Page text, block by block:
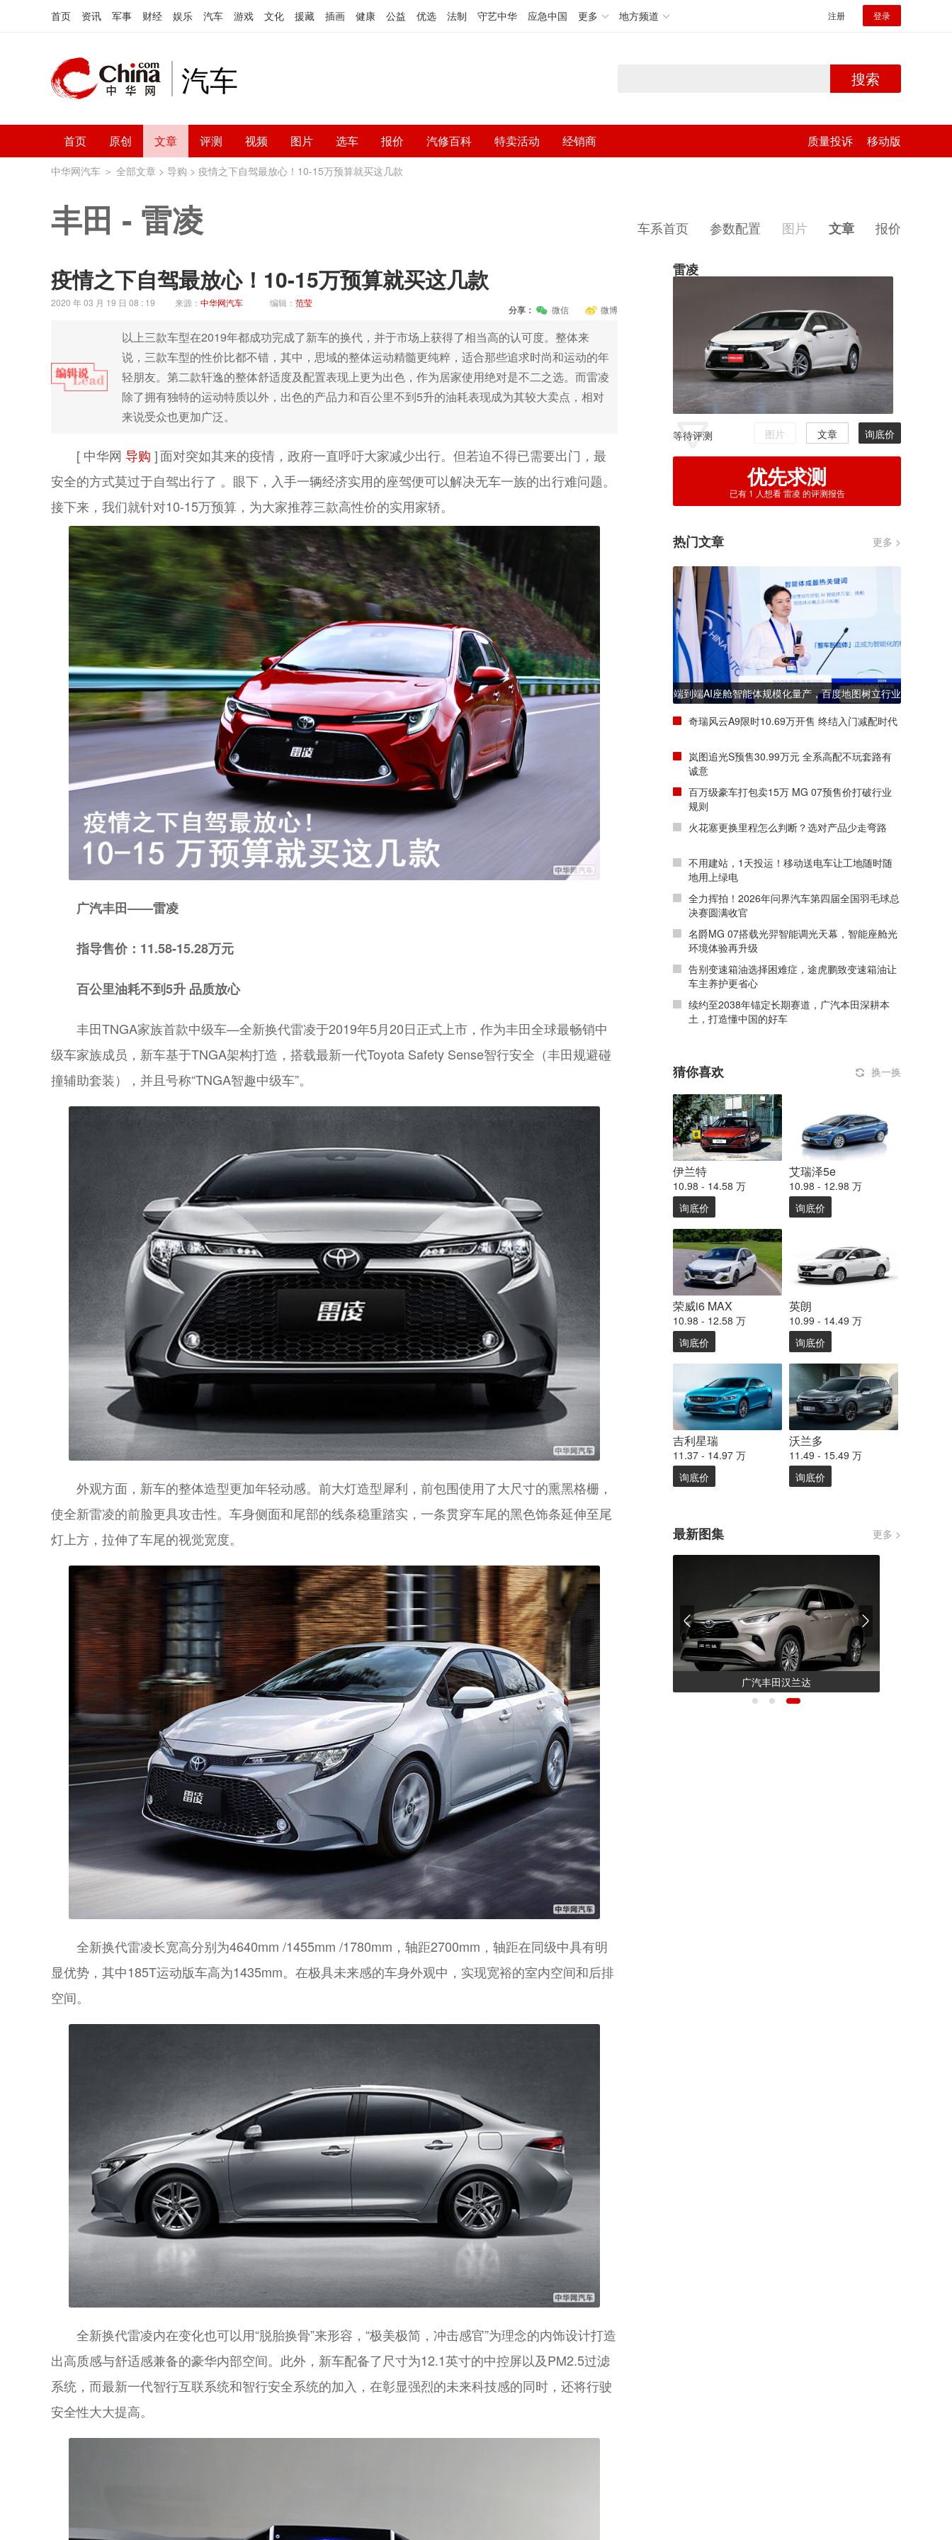
首页 资讯 军事 财经 娱乐 汽车 游戏 文化 援藏 插画 健康 公益 优选 法制 守艺中华 应急中国 更多 地方频道 注册 登录
汽车 搜索
首页 原创 文章 评测 视频 图片 选车 报价 汽修百科 特卖活动 经销商 质量投诉 移动版
中华网汽车 ＞ 全部文章 > 导购 > 疫情之下自驾最放心！10-15万预算就买这几款
丰田 - 雷凌 车系首页 参数配置 图片 文章 报价
疫情之下自驾最放心！10-15万预算就买这几款
2020 年 03 月 19 日 08 : 19 来源： 中华网汽车 编辑： 范莹
分享： 微信 微博
以上三款车型在2019年都成功完成了新车的换代，并于市场上获得了相当高的认可度。整体来
说，三款车型的性价比都不错，其中，思域的整体运动精髓更纯粹，适合那些追求时尚和运动的年
轻朋友。第二款轩逸的整体舒适度及配置表现上更为出色，作为居家使用绝对是不二之选。而雷凌
除了拥有独特的运动特质以外，出色的产品力和百公里不到5升的油耗表现成为其较大卖点，相对
来说受众也更加广泛。
[ 中华网 导购 ]面对突如其来的疫情，政府一直呼吁大家减少出行。但若迫不得已需要出门，最
安全的方式莫过于自驾出行了 。眼下，入手一辆经济实用的座驾便可以解决无车一族的出行难问题。
接下来，我们就针对10-15万预算，为大家推荐三款高性价的实用家轿。
广汽丰田——雷凌
指导售价：11.58-15.28万元
百公里油耗不到5升 品质放心
丰田TNGA家族首款中级车—全新换代雷凌于2019年5月20日正式上市，作为丰田全球最畅销中
级车家族成员，新车基于TNGA架构打造，搭载最新一代Toyota Safety Sense智行安全（丰田规避碰
撞辅助套装），并且号称“TNGA智趣中级车”。
外观方面，新车的整体造型更加年轻动感。前大灯造型犀利，前包围使用了大尺寸的熏黑格栅，
使全新雷凌的前脸更具攻击性。车身侧面和尾部的线条稳重踏实，一条贯穿车尾的黑色饰条延伸至尾
灯上方，拉伸了车尾的视觉宽度。
全新换代雷凌长宽高分别为4640mm /1455mm /1780mm，轴距2700mm，轴距在同级中具有明
显优势，其中185T运动版车高为1435mm。在极具未来感的车身外观中，实现宽裕的室内空间和后排
空间。
全新换代雷凌内在变化也可以用“脱胎换骨”来形容，“极美极简，冲击感官”为理念的内饰设计打造
出高质感与舒适感兼备的豪华内部空间。此外，新车配备了尺寸为12.1英寸的中控屏以及PM2.5过滤
系统，而最新一代智行互联系统和智行安全系统的加入，在彰显强烈的未来科技感的同时，还将行驶
安全性大大提高。
雷凌
等待评测 图片 文章 询底价
优先求测
已有 1 人想看 雷凌 的评测报告
热门文章 更多 >
端到端AI座舱智能体规模化量产，百度地图树立行业
新标杆
奇瑞风云A9限时10.69万开售 终结入门减配时代
岚图追光S预售30.99万元 全系高配不玩套路有
诚意
百万级豪车打包卖15万 MG 07预售价打破行业
规则
火花塞更换里程怎么判断？选对产品少走弯路
不用建站，1天投运！移动送电车让工地随时随
地用上绿电
全力挥拍！2026年问界汽车第四届全国羽毛球总
决赛圆满收官
名爵MG 07搭载光羿智能调光天幕，智能座舱光
环境体验再升级
告别变速箱油选择困难症，途虎鹏致变速箱油让
车主养护更省心
续约至2038年锚定长期赛道，广汽本田深耕本
土，打造懂中国的好车
猜你喜欢 换一换
伊兰特
10.98 - 14.58 万
询底价
艾瑞泽5e
10.98 - 12.98 万
询底价
荣威i6 MAX
10.98 - 12.58 万
询底价
英朗
10.99 - 14.49 万
询底价
吉利星瑞
11.37 - 14.97 万
询底价
沃兰多
11.49 - 15.49 万
询底价
最新图集 更多 >
新宝骏Valli向往